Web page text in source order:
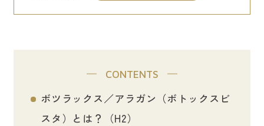
CONTENTS
ボツラックス／アラガン（ボトックスビ
スタ）とは？（H2）